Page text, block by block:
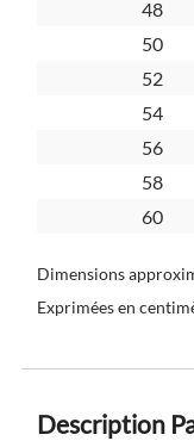
48
50
52
54
56
58
60
Dimensions
Exprimées en
Description